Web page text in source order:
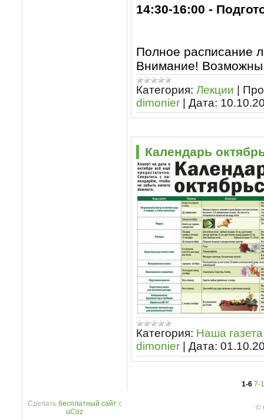
14:30-16:00 -
Полное расписание
Внимание! Возможны
Категория: Лекции
dimonier
Дата:
Календарь
Категория: Наша газета
dimonier
Дата:
1-6 7-
Сделать бесплатный сайтс
uCoz
©